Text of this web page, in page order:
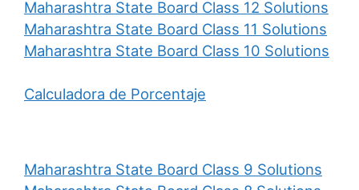
Maharashtra State Board Class 12 Solutions
Maharashtra State Board Class 11 Solutions
Maharashtra State Board Class 10 Solutions
Calculadora de Porcentaje
Maharashtra State Board Class 9 Solutions